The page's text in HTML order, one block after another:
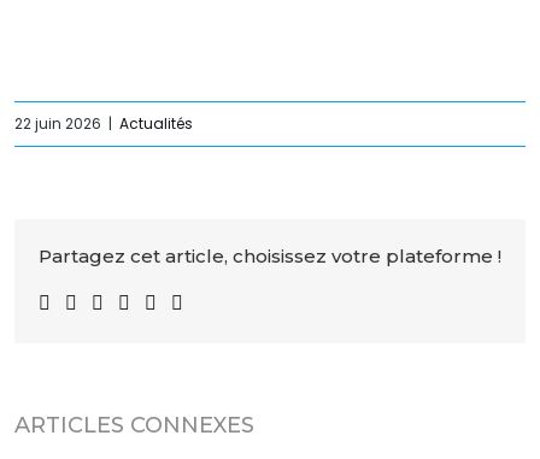
22 juin 2026 | Actualités
Partagez cet article, choisissez votre plateforme !
ARTICLES CONNEXES